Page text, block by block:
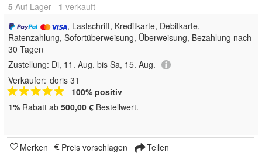
5 Auf Lager 1 verkauft
, Lastschrift, Kreditkarte, Debitkarte,
Ratenzahlung, Sofortüberweisung, Überweisung, Bezahlung nach
30 Tagen
Zustellung: Di, 11. Aug. bis Sa, 15. Aug.
Verkäufer: doris 31
100% positiv
1% Rabatt ab 500,00 € Bestellwert.
Merken Preis vorschlagen Teilen